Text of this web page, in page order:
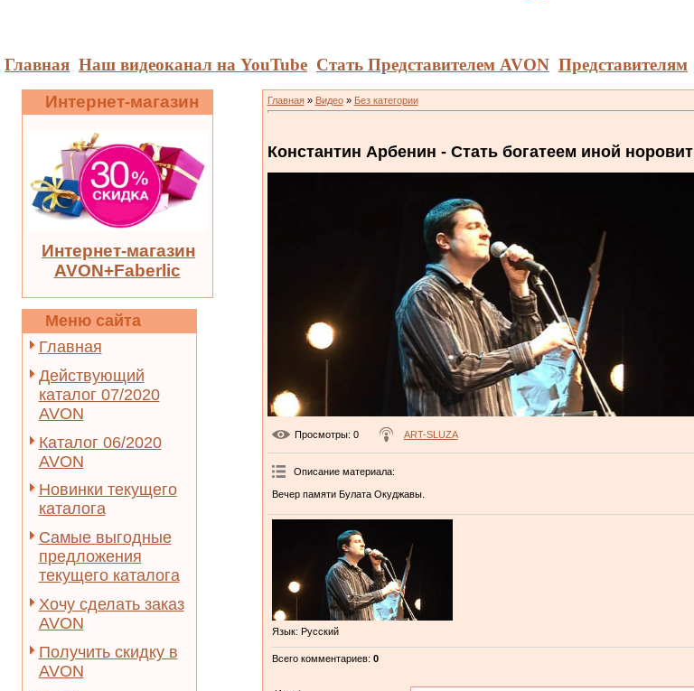
Главная Наш видеоканал на YouTube Стать Представителем AVON Представителям
Интернет-магазин
Интернет-магазин
AVON+Faberlic
Меню сайта
Главная
Действующий
каталог 07/2020
AVON
Каталог 06/2020
AVON
Новинки текущего
каталога
Самые выгодные
предложения
текущего каталога
Хочу сделать заказ
AVON
Получить скидку в
AVON
Главная» Видео» Без категории
Константин Арбенин - Стать богатеем иной норовит
Просмотры: 0 ART-SLUZA
Описание материала:
Вечер памяти Булата Окуджавы.
Язык: Русский
Всего комментариев: 0